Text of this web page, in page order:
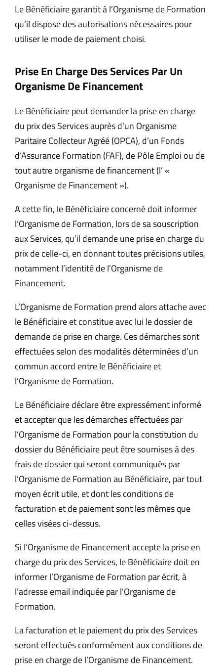
Le Bénéficiaire garantit à l’Organisme de Formation
qu’il dispose des autorisations nécessaires pour
utiliser le mode de paiement choisi.
Prise En Charge Des Services Par Un
Organisme De Financement
Le Bénéficiaire peut demander la prise en charge
du prix des Services auprès d’un Organisme
Paritaire Collecteur Agréé (OPCA), d’un Fonds
d’Assurance Formation (FAF), de Pôle Emploi ou de
tout autre organisme de financement (l’ «
Organisme de Financement »).
A cette fin, le Bénéficiaire concerné doit informer
l’Organisme de Formation, lors de sa souscription
aux Services, qu’il demande une prise en charge du
prix de celle-ci, en donnant toutes précisions utiles,
notamment l’identité de l’Organisme de
Financement.
L’Organisme de Formation prend alors attache avec
le Bénéficiaire et constitue avec lui le dossier de
demande de prise en charge. Ces démarches sont
effectuées selon des modalités déterminées d’un
commun accord entre le Bénéficiaire et
l’Organisme de Formation.
Le Bénéficiaire déclare être expressément informé
et accepter que les démarches effectuées par
l’Organisme de Formation pour la constitution du
dossier du Bénéficiaire peut être soumises à des
frais de dossier qui seront communiqués par
l’Organisme de Formation au Bénéficiaire, par tout
moyen écrit utile, et dont les conditions de
facturation et de paiement sont les mêmes que
celles visées ci-dessus.
Si l’Organisme de Financement accepte la prise en
charge du prix des Services, le Bénéficiaire doit en
informer l’Organisme de Formation par écrit, à
l’adresse email indiquée par l’Organisme de
Formation.
La facturation et le paiement du prix des Services
seront effectués conformément aux conditions de
prise en charge de l’Organisme de Financement.